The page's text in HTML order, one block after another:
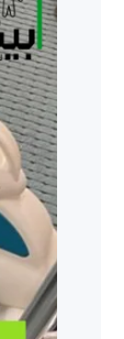
フード・飲食
アニメ・漫画
ビューティー
Creation
コミュニティ